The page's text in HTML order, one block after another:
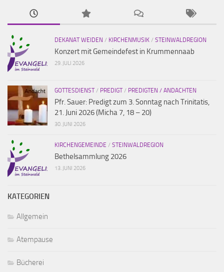
DEKANAT WEIDEN / KIRCHENMUSIK / STEINWALDREGION
Konzert mit Gemeindefest in Krummennaab
29. JULI 2026
GOTTESDIENST/ PREDIGT/ PREDIGTEN / ANDACHTEN
Pfr. Sauer: Predigt zum 3. Sonntag nach Trinitatis,
21. Juni 2026 (Micha 7, 18 – 20)
30. JUNI 2026
KIRCHENGEMEINDE / STEINWALDREGION
Bethelsammlung 2026
13. JUNI 2026
KATEGORIEN
Allgemein
Atempause
Bücherei